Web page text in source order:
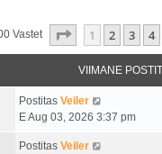
Vastet . Leht20 -st
1 2 3 4
VIIMANE
Postitas Veiler
E Aug 03, 2026 3:37 pm
Postitas Veiler